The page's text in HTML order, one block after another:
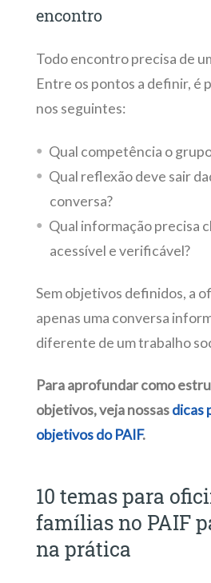
encontro
Todo encontro precisa de
Entre os pontos a definir, é
nos seguintes:
Qual competência o
Qual reflexão deve sair
conversa?
Qual informação precisa
acessível e verificável?
Sem objetivos definidos, a
apenas uma conversa
diferente de um trabalho
Para aprofundar como
objetivos, veja nossas dicas
objetivos do PAIF.
10 temas para
famílias no PAIF
na prática